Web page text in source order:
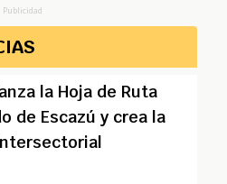
Publicidad
la Hoja de Ruta
de Escazú y crea la